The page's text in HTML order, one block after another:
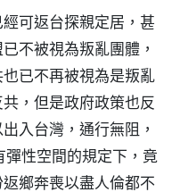
經可返台探親定居，甚
不被視為叛亂團體，
已不再被視為是叛亂
，但是政府政策也反
入台灣，通行無阻，
性空間的規定下，竟
鄉奔喪以盡人倫都不